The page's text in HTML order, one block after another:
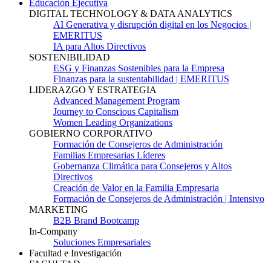
Educación Ejecutiva
DIGITAL TECHNOLOGY & DATA ANALYTICS
AI Generativa y disrupción digital en los Negocios |
EMERITUS
IA para Altos Directivos
SOSTENIBILIDAD
ESG y Finanzas Sostenibles para la Empresa
Finanzas para la sustentabilidad | EMERITUS
LIDERAZGO Y ESTRATEGIA
Advanced Management Program
Journey to Conscious Capitalism
Women Leading Organizations
GOBIERNO CORPORATIVO
Formación de Consejeros de Administración
Familias Empresarias Líderes
Gobernanza Climática para Consejeros y Altos
Directivos
Creación de Valor en la Familia Empresaria
Formación de Consejeros de Administración | Intensivo
MARKETING
B2B Brand Bootcamp
In-Company
Soluciones Empresariales
Facultad e Investigación